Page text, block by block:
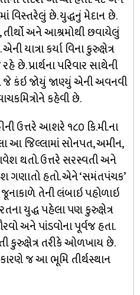
વિસ્તરેલું છે. યુદ્ધનું મેદાન છે.
અને આશ્રમોથી છવાયેલું
યાત્રા કર્યા વિના કુરુક્ષેત્ર
પ્રાર્થના પરિવાર સાથેની
જે કંઇ જોયું જાણ્યું એની અવનવી
કહેવી છે.
ઉત્તરે આશરે ૧૮૦ કિ.મી.ના
આ જિલ્લામાં સોનપત, અમીન,
થતો. ઉત્તરે સરસ્વતી અને
ગણાતો હતો. એને ‘સમંતપંચક’
તેની લંબાઇ પહોળાઇ
યુદ્ધ પહેલા પણ કુરુક્ષેત્ર
અને પાંડવોના પૂર્વજ હતા.
કુરુક્ષેત્ર તરીકે ઓળખાય છે.
જ આ ભૂમિ તીર્થસ્થાન